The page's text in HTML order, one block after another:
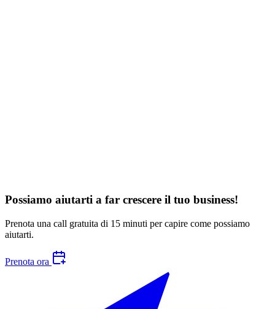
Possiamo aiutarti a far crescere il tuo business!
Prenota una call gratuita di 15 minuti per capire come possiamo
aiutarti.
Prenota ora